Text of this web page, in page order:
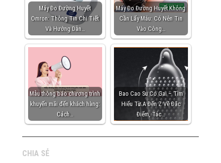
Máy Đo Đường Huyết
Omron: Thông Tin Chi Tiết
Và Hướng Dẫn…
Máy Đo Đường Huyết Không
Cần Lấy Máu: Có Nên Tin
Vào Công…
Mẫu thông báo chương trình
khuyến mãi đến khách hàng:
Cách…
Bao Cao Su Có Gai – Tìm
Hiểu Từ A Đến Z Về Đặc
Điểm, Tác…
CHIA SẺ